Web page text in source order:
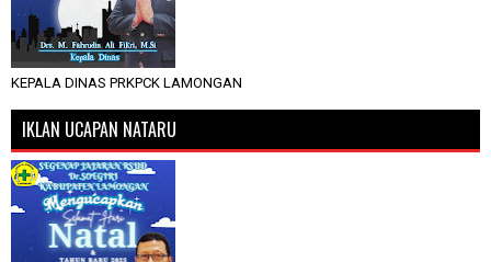
KEPALA DINAS PRKPCK LAMONGAN
IKLAN UCAPAN NATARU